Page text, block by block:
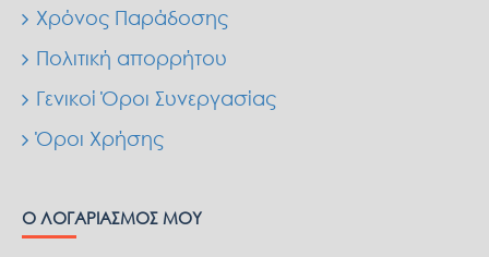
Χρόνος Παράδοσης
Πολιτική απορρήτου
Γενικοί Όροι Συνεργασίας
Όροι Χρήσης
Ο ΛΟΓΑΡΙΑΣΜΌΣ ΜΟΥ